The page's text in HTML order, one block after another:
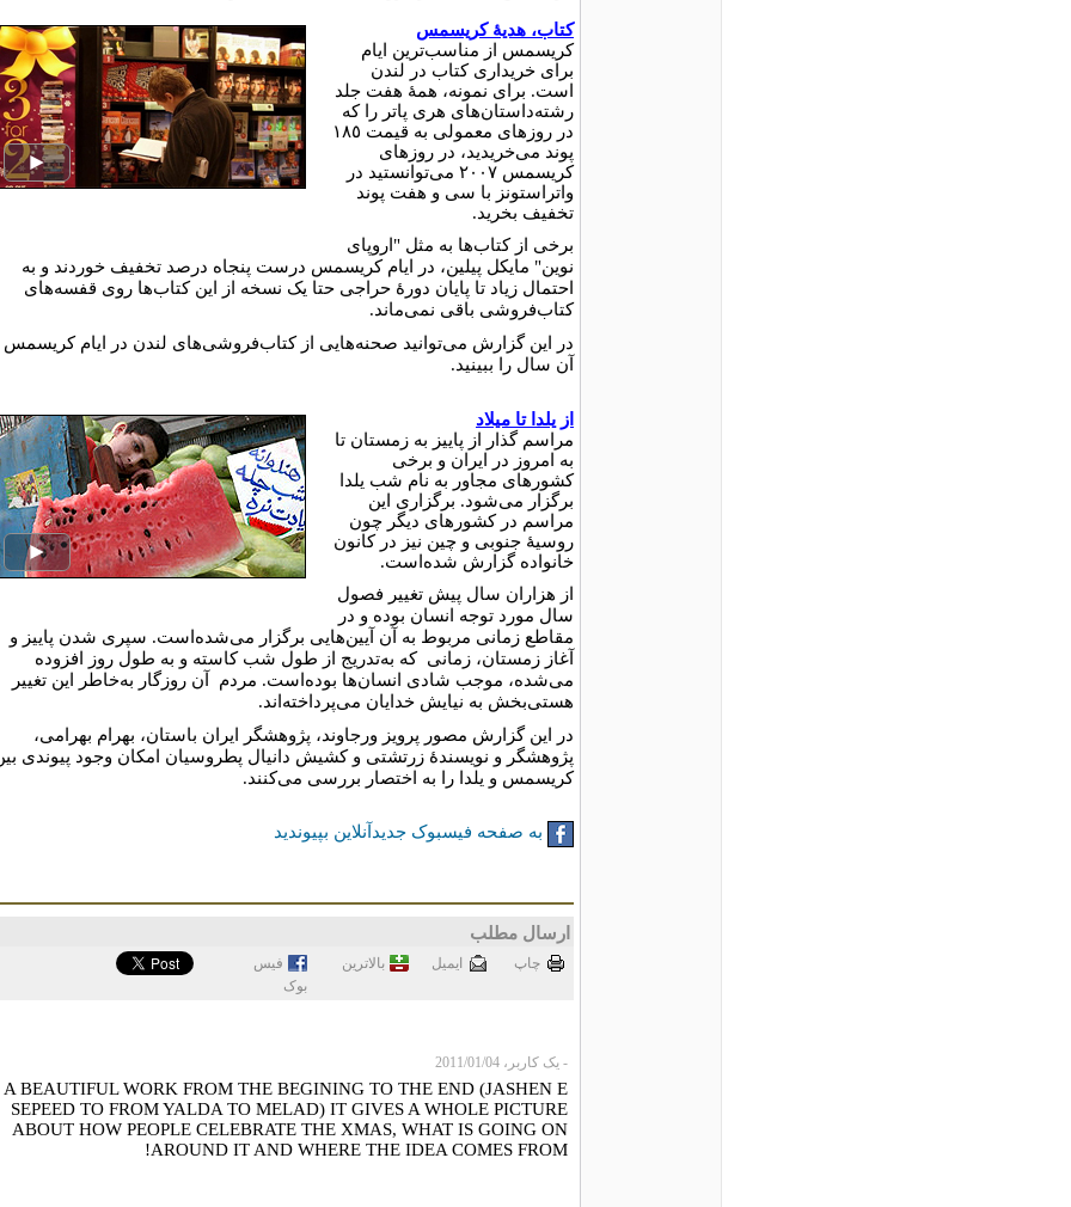
کتاب، هدیۀ کریسمس
کریسمس از مناسب‌ترین ایام
براى خریدارى کتاب در لندن
است. براى نمونه، همۀ هفت جلد
رشته‌داستان‌هاى هرى پاتر را که
در روزهاى معمولى به قیمت ١٨٥
پوند مى‌خریدید، در روزهای
کریسمس ۲۰۰۷ مى‌توانستید در
واتراستونز با سى و هفت پوند
تخفیف بخرید.
برخى از کتاب‌ها به مثل "اروپاى
نوین" مایکل پیلین، در ایام کریسمس درست پنجاه درصد تخفیف خوردند و به
احتمال زیاد تا پایان دورۀ حراجى حتا یک نسخه از این کتاب‌ها روى قفسه‌هاى
کتاب‌فروشى باقى نمی‌ماند.
در این گزارش مى‌توانید صحنه‌هایى از کتاب‌فروشى‌هاى لندن در ایام کریسمس
آن سال را ببینید.
از یلدا تا میلاد
مراسم گذار از پاییز به زمستان تا
به امروز در ایران و برخی
کشورهای مجاور به نام شب یلدا
برگزار می‌شود. برگزاری این
مراسم در کشورهای دیگر چون
روسیۀ جنوبی و چین نیز در کانون
خانواده گزارش شده‌است.
از هزاران سال پیش تغییر فصول
سال مورد توجه انسان بوده و در
مقاطع زمانی مربوط به آن آیین‌هایی برگزار می‌شده‌است. سپری شدن پاییز و
آغاز زمستان، زمانی که به‌تدریج از طول شب کاسته و به طول روز افزوده
می‌شده، موجب شادی انسان‌ها بوده‌است. مردم آن روزگار به‌خاطر این تغییر
هستی‌بخش به نیایش خدایان می‌پرداخته‌اند.
در این گزارش مصور پرویز ورجاوند، پژوهشگر ایران باستان، بهرام بهرامی،
پژوهشگر و نویسندۀ زرتشتی و کشیش دانیال پطروسیان امکان وجود پیوندی
کریسمس و یلدا را به اختصار بررسی می‌کنند.
به صفحه فیسبوک جدیدآنلاین بپیوندید
ارسال مطلب
چاپ ايميل بالاترین
فيس
بوک
- یک کاربر، 2011/01/04
A BEAUTIFUL WORK FROM THE BEGINING TO THE END (JASHEN E
SEPEED TO FROM YALDA TO MELAD) IT GIVES A WHOLE PICTURE
ABOUT HOW PEOPLE CELEBRATE THE XMAS, WHAT IS GOING ON
AROUND IT AND WHERE THE IDEA COMES FROM!